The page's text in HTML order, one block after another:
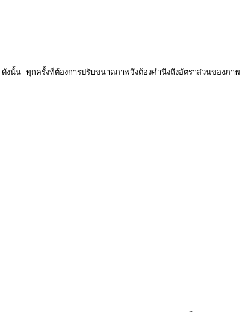
ทุกครั้งที่ต้องการปรับขนาดภาพจึงต้องคำนึงถึงอัตราส่วนของภาพ